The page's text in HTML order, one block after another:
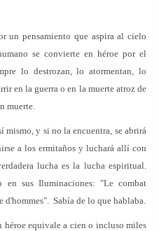
un pensamiento que aspira al cielo
se convierte en héroe por el
lo destrozan, lo atormentan, lo
en la guerra o en la muerte atroz de
muerte.
mismo, y si no la encuentra, se abrirá
a los ermitaños y luchará allí con
lucha es la lucha espiritual.
en sus Iluminaciones: "Le combat
Sabía de lo que hablaba.
equivale a cien o incluso miles